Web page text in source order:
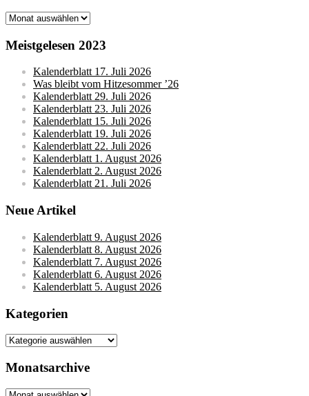
Monatsarchive
Meistgelesen 2023
Kalenderblatt 17. Juli 2026
Was bleibt vom Hitzesommer ’26
Kalenderblatt 29. Juli 2026
Kalenderblatt 23. Juli 2026
Kalenderblatt 15. Juli 2026
Kalenderblatt 19. Juli 2026
Kalenderblatt 22. Juli 2026
Kalenderblatt 1. August 2026
Kalenderblatt 2. August 2026
Kalenderblatt 21. Juli 2026
Neue Artikel
Kalenderblatt 9. August 2026
Kalenderblatt 8. August 2026
Kalenderblatt 7. August 2026
Kalenderblatt 6. August 2026
Kalenderblatt 5. August 2026
Kategorien
Kategorien
Monatsarchive
Monatsarchive